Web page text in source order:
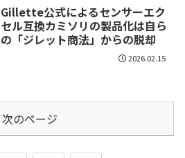
Gillette公式によるセンサーエク
セル互換カミソリの製品化は自ら
の「ジレット商法」からの脱却
2026.02.15
次のページ